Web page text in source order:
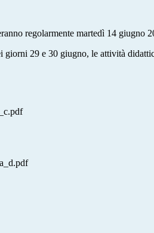
regolarmente martedì 14 giugno
29 e 30 giugno, le attività